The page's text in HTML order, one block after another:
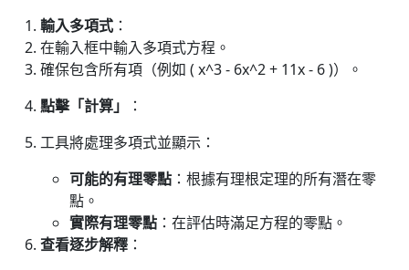
輸入多項式 ：
在輸入框中輸入多項式方程。
確保包含所有項（例如 ( x^3 - 6x^2 + 11x - 6 )）。
點擊「計算」
：
工具將處理多項式並顯示：
可能的有理零點 ：根據有理根定理的所有潛在零
點。
實際有理零點 ：在評估時滿足方程的零點。
查看逐步解釋 ：